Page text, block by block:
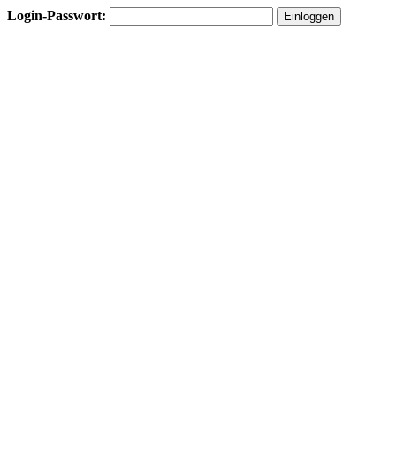
Login-Passwort: